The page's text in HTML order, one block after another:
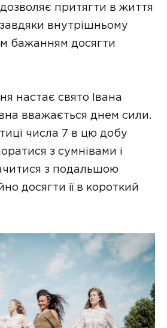
дозволяє притягти в життя
завдяки внутрішньому
бажанням досягти
настає свято Івана
вважається днем сили.
числа 7 в цю добу
з сумнівами і
з подальшою
досягти її в короткий